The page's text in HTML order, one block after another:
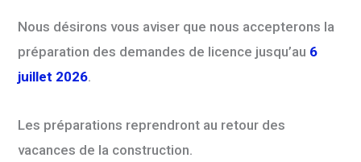
Nous désirons vous aviser que nous accepterons la
préparation des demandes de licence jusqu’au 6
juillet 2026.
Les préparations reprendront au retour des
vacances de la construction.